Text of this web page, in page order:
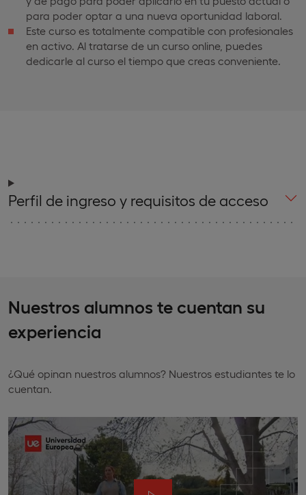
para poder optar a una nueva oportunidad laboral.
Este curso es totalmente compatible con profesionales
en activo. Al tratarse de un curso online, puedes
dedicarle al curso el tiempo que creas conveniente.
Perfil de ingreso y requisitos de acceso
Nuestros alumnos te cuentan su
experiencia
¿Qué opinan nuestros alumnos? Nuestros estudiantes te lo
cuentan.